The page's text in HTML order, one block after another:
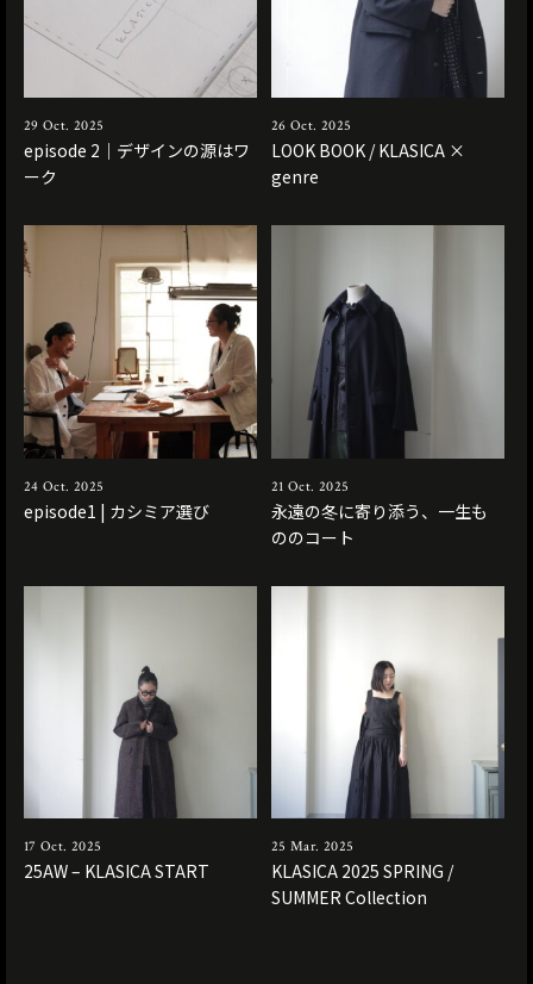
29 Oct. 2025
episode 2｜デザインの源はワ
ーク
26 Oct. 2025
LOOK BOOK / KLASICA ×
genre
24 Oct. 2025
episode1 | カシミア選び
21 Oct. 2025
永遠の冬に寄り添う、一生も
ののコート
17 Oct. 2025
25AW – KLASICA START
25 Mar. 2025
KLASICA 2025 SPRING /
SUMMER Collection